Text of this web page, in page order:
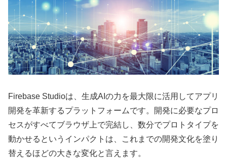
Firebase Studioは、生成AIの力を最大限に活用してアプリ
開発を革新するプラットフォームです。開発に必要なプロ
セスがすべてブラウザ上で完結し、数分でプロトタイプを
動かせるというインパクトは、これまでの開発文化を塗り
替えるほどの大きな変化と言えます。